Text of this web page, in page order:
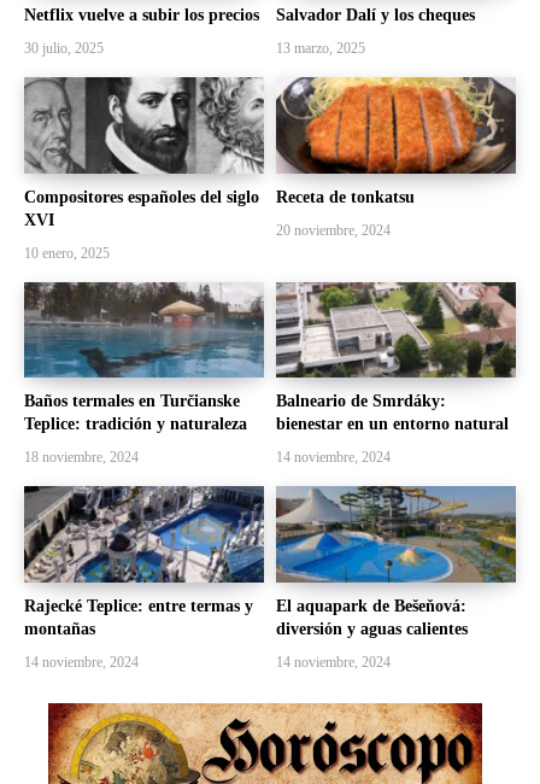
Netflix vuelve a subir los precios
30 julio, 2025
Salvador Dalí y los cheques
13 marzo, 2025
Compositores españoles del siglo
XVI
10 enero, 2025
Receta de tonkatsu
20 noviembre, 2024
Baños termales en Turčianske
Teplice: tradición y naturaleza
18 noviembre, 2024
Balneario de Smrdáky:
bienestar en un entorno natural
14 noviembre, 2024
Rajecké Teplice: entre termas y
montañas
14 noviembre, 2024
El aquapark de Bešeňová:
diversión y aguas calientes
14 noviembre, 2024